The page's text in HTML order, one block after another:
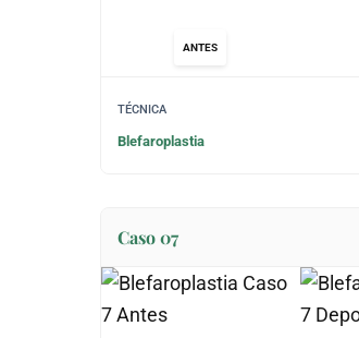
ANTES
TÉCNICA
Blefaroplastia
Caso 07